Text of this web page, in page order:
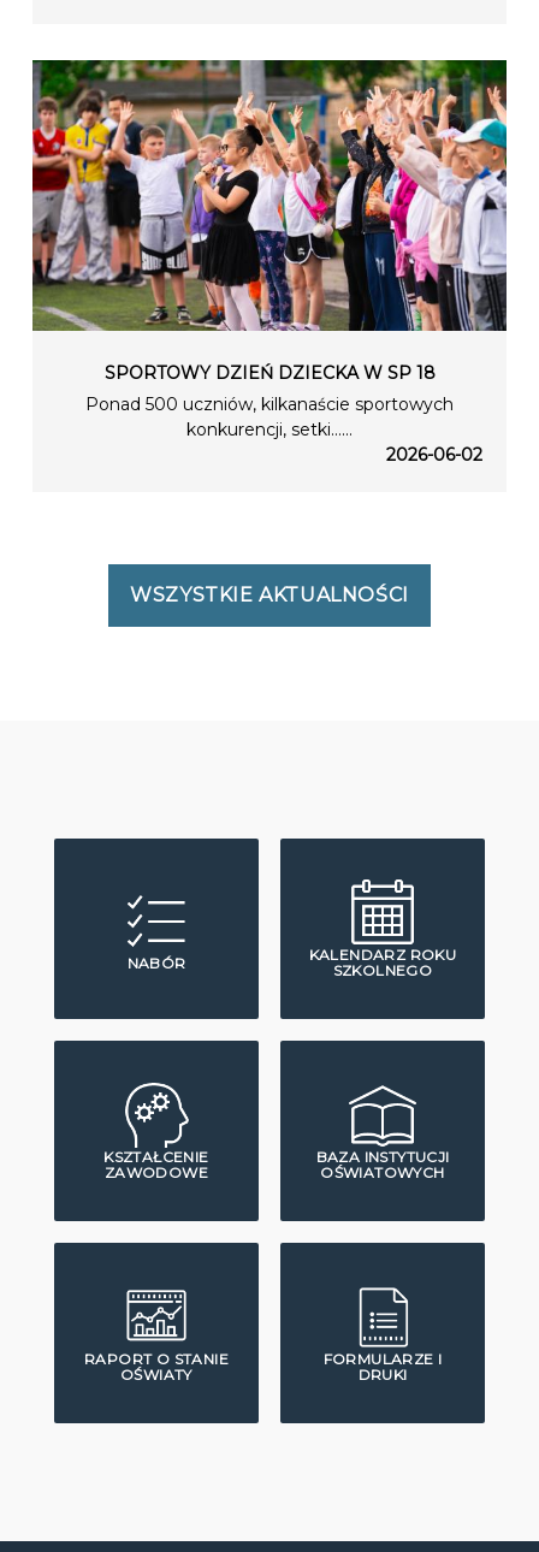
SPORTOWY DZIEŃ DZIECKA W SP 18
Ponad 500 uczniów, kilkanaście sportowych
konkurencji, setki…...
2026-06-02
WSZYSTKIE AKTUALNOŚCI
NABÓR
KALENDARZ ROKU
SZKOLNEGO
KSZTAŁCENIE
ZAWODOWE
BAZA INSTYTUCJI
OŚWIATOWYCH
RAPORT O STANIE
OŚWIATY
FORMULARZE I
DRUKI